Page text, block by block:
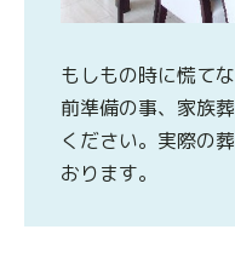
もしもの時に慌て
前準備の事、家族
ください。実際の
おります。